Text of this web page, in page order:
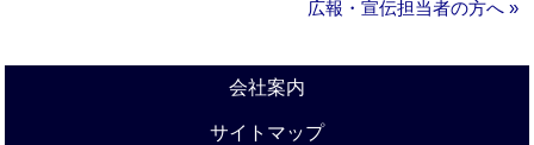
広報・宣伝担当者の方へ »
会社案内
サイトマップ